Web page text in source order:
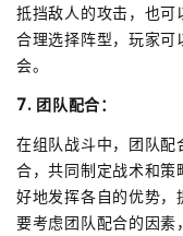
抵挡敌人的攻击，也
合理选择阵型，玩家
会。
7. 团队配合：
在组队战斗中，团队
合，共同制定战术和
好地发挥各自的优势
要考虑团队配合的因素